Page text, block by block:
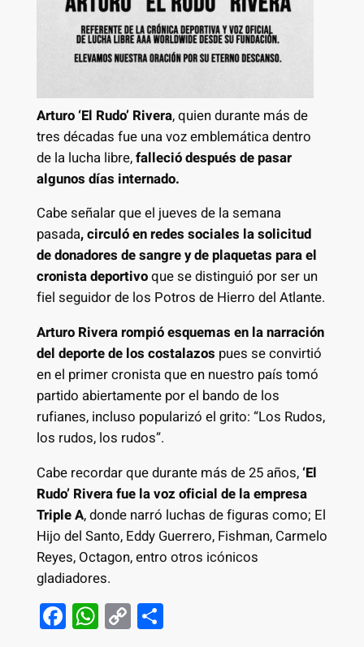
Arturo ‘El Rudo’ Rivera, quien durante más de
tres décadas fue una voz emblemática dentro
de la lucha libre,falleció después de pasar
algunos días internado.
Cabe señalar que el jueves de la semana
pasada, circuló en redes sociales la solicitud
de donadores de sangre y de plaquetas para el
cronista deportivoque se distinguió por ser un
fiel seguidor de los Potros de Hierro del Atlante.
Arturo Rivera rompió esquemas en la narración
del deporte de los costalazos pues se convirtió
en el primer cronista que en nuestro país tomó
partido abiertamente por el bando de los
rufianes, incluso popularizó el grito: “Los Rudos,
los rudos, los rudos”.
Cabe recordar que durante más de 25 años,‘El
Rudo’ Rivera fue la voz oficial de la empresa
Triple A, donde narró luchas de figuras como; El
Hijo del Santo, Eddy Guerrero, Fishman, Carmelo
Reyes, Octagon, entro otros icónicos
gladiadores.
F W C S